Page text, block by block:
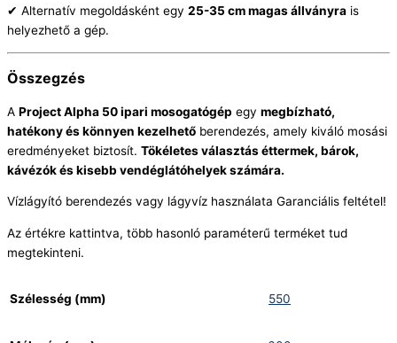
✔ Alternatív megoldásként egy 25-35 cm magas állványra is
helyezhető a gép.
Összegzés
A Project Alpha 50 ipari mosogatógép egy megbízható,
hatékony és könnyen kezelhető berendezés, amely kiváló mosási
eredményeket biztosít. Tökéletes választás éttermek, bárok,
kávézók és kisebb vendéglátóhelyek számára.
Vízlágyító berendezés vagy lágyvíz használata Garanciális feltétel!
Az értékre kattintva, több hasonló paraméterű terméket tud
megtekinteni.
Szélesség (mm) 550